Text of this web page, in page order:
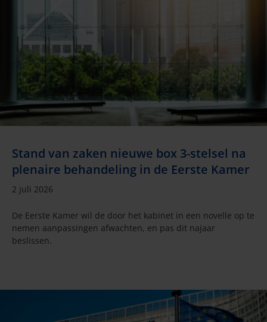
Stand van zaken nieuwe box 3-stelsel na
plenaire behandeling in de Eerste Kamer
2 juli 2026
De Eerste Kamer wil de door het kabinet in een novelle op te
nemen aanpassingen afwachten, en pas dit najaar
beslissen.